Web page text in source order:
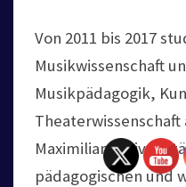
Von 2011 bis 2017
Musikwissenschaft
Musikpädagogik,
Theaterwissenschaft
Maximilian-
pädagogischen und